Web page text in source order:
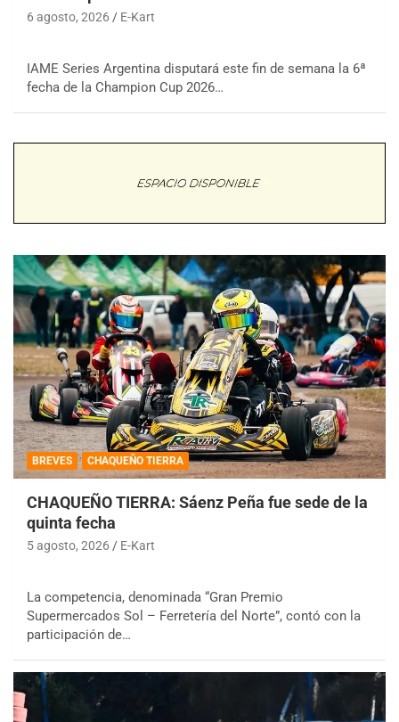
6 agosto, 2026 E-Kart
IAME Series Argentina disputará este fin de semana la 6ª
fecha de la Champion Cup 2026…
BREVES CHAQUEÑO TIERRA
CHAQUEÑO TIERRA: Sáenz Peña fue sede de la
quinta fecha
5 agosto, 2026 E-Kart
La competencia, denominada “Gran Premio
Supermercados Sol – Ferretería del Norte”, contó con la
participación de…